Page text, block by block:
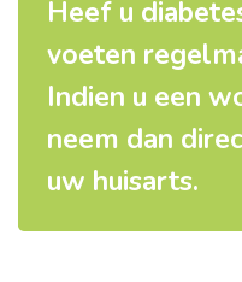
Heef u
voeten
Indien u een
neem dan
uw huisarts.